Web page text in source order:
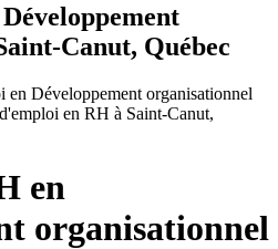
Canut, Québec
en Développement organisationnel
en RH à Saint-Canut,
en
organisationnel